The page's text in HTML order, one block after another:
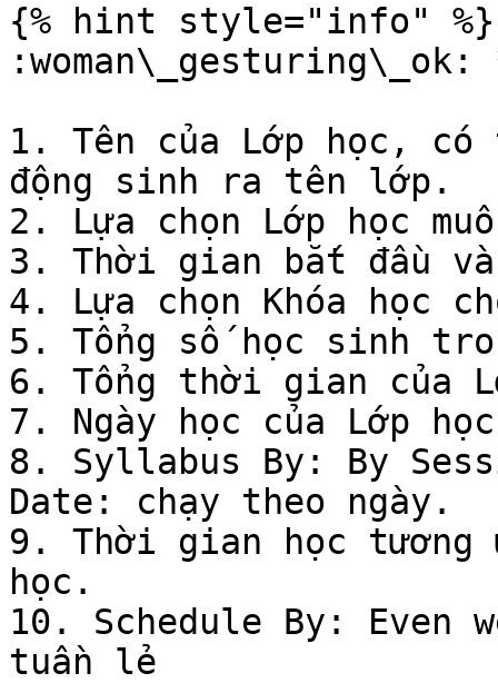
{% hint style="info" %}
1. Tên của Lớp học,
động sinh ra tên lớp.
2. Lựa chọn Lớp học
3. Thời gian bắt đầu
4. Lựa chọn Khóa học
5. Tổng số học sinh
6. Tổng thời gian của
7. Ngày học của Lớp
8. Syllabus By: By
Date: chạy theo ngày.
9. Thời gian học tương
học.
10. Schedule By: Even
tuần lẻ